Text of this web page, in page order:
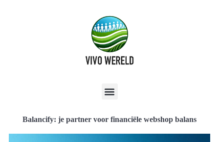
Balancify: je partner voor financiële webshop balans